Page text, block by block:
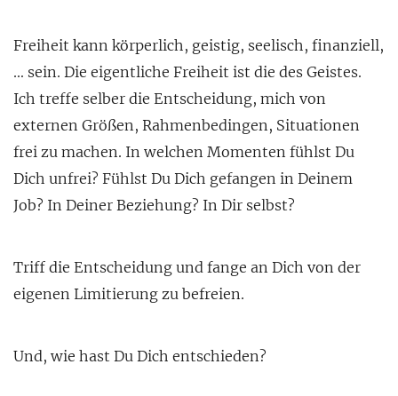
Freiheit kann körperlich, geistig, seelisch, finanziell,
… sein. Die eigentliche Freiheit ist die des Geistes.
Ich treffe selber die Entscheidung, mich von
externen Größen, Rahmenbedingen, Situationen
frei zu machen. In welchen Momenten fühlst Du
Dich unfrei? Fühlst Du Dich gefangen in Deinem
Job? In Deiner Beziehung? In Dir selbst?
Triff die Entscheidung und fange an Dich von der
eigenen Limitierung zu befreien.
Und, wie hast Du Dich entschieden?